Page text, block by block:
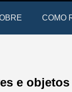
COMO
e objetos